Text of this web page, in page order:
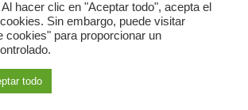
Términos y condiciones
Digital. All Rights Reserved.
hacer clic en "Aceptar todo", acepta el
Sin embargo, puede visitar
cookies" para proporcionar un
todo